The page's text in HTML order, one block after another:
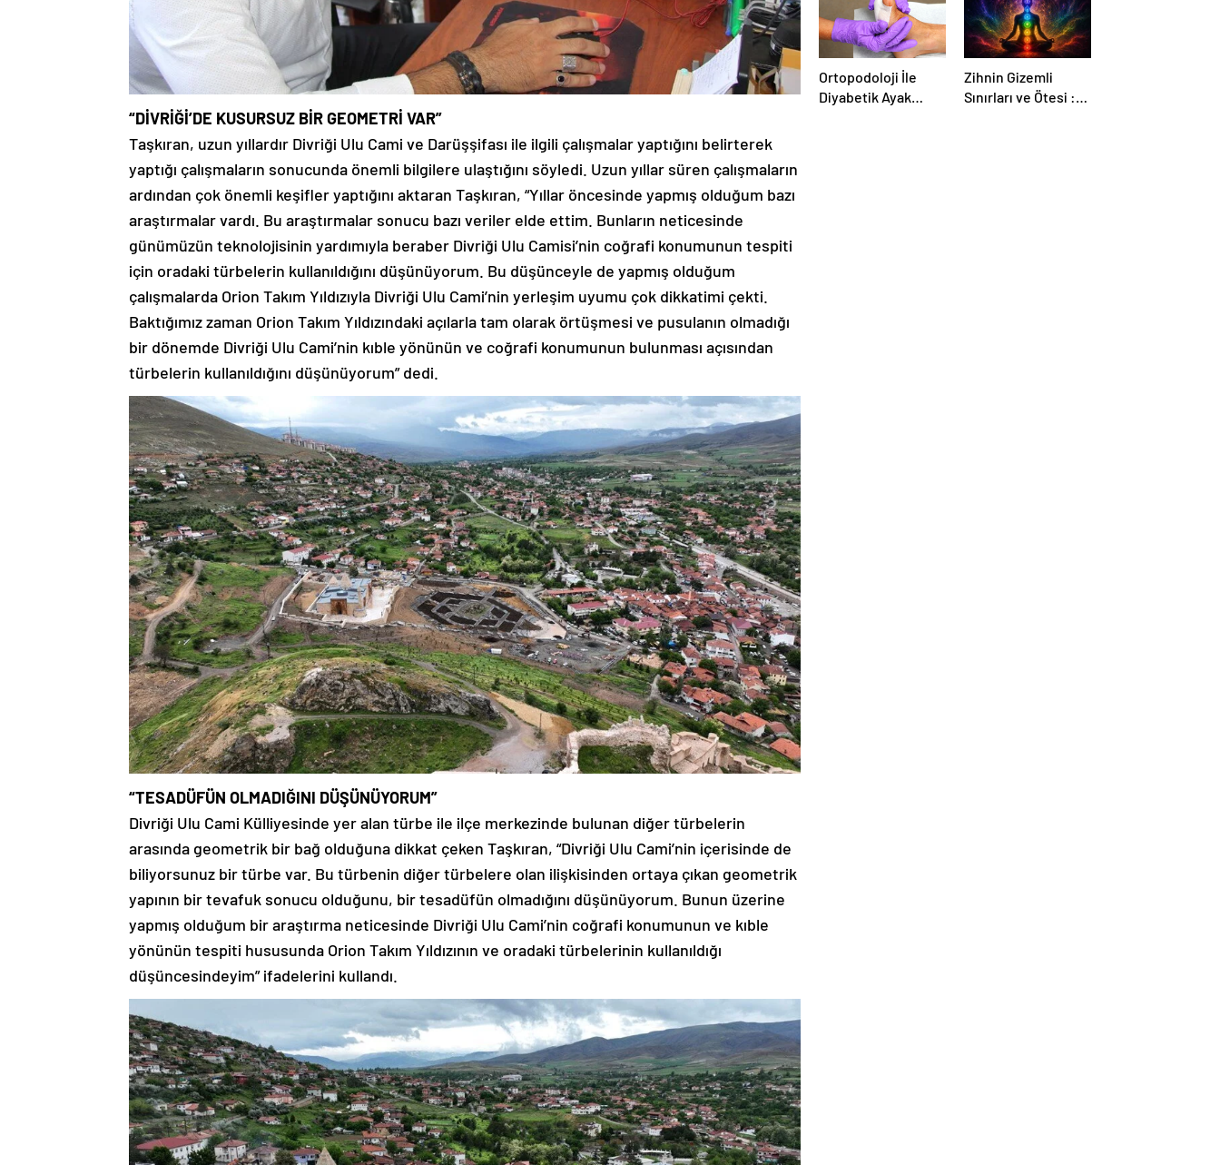
“DİVRİĞİ’DE KUSURSUZ BİR GEOMETRİ VAR”
Taşkıran, uzun yıllardır Divriği Ulu Cami ve Darüşşifası ile ilgili çalışmalar yaptığını belirterek
yaptığı çalışmaların sonucunda önemli bilgilere ulaştığını söyledi. Uzun yıllar süren çalışmaların
ardından çok önemli keşifler yaptığını aktaran Taşkıran, “Yıllar öncesinde yapmış olduğum bazı
araştırmalar vardı. Bu araştırmalar sonucu bazı veriler elde ettim. Bunların neticesinde
günümüzün teknolojisinin yardımıyla beraber Divriği Ulu Camisi’nin coğrafi konumunun tespiti
için oradaki türbelerin kullanıldığını düşünüyorum. Bu düşünceyle de yapmış olduğum
çalışmalarda Orion Takım Yıldızıyla Divriği Ulu Cami’nin yerleşim uyumu çok dikkatimi çekti.
Baktığımız zaman Orion Takım Yıldızındaki açılarla tam olarak örtüşmesi ve pusulanın olmadığı
bir dönemde Divriği Ulu Cami’nin kıble yönünün ve coğrafi konumunun bulunması açısından
türbelerin kullanıldığını düşünüyorum” dedi.
“TESADÜFÜN OLMADIĞINI DÜŞÜNÜYORUM”
Divriği Ulu Cami Külliyesinde yer alan türbe ile ilçe merkezinde bulunan diğer türbelerin
arasında geometrik bir bağ olduğuna dikkat çeken Taşkıran, “Divriği Ulu Cami’nin içerisinde de
biliyorsunuz bir türbe var. Bu türbenin diğer türbelere olan ilişkisinden ortaya çıkan geometrik
yapının bir tevafuk sonucu olduğunu, bir tesadüfün olmadığını düşünüyorum. Bunun üzerine
yapmış olduğum bir araştırma neticesinde Divriği Ulu Cami’nin coğrafi konumunun ve kıble
yönünün tespiti hususunda Orion Takım Yıldızının ve oradaki türbelerinin kullanıldığı
düşüncesindeyim” ifadelerini kullandı.
Ortopodoloji İle
Diyabetik Ayak
Zihnin Gizemli
Sınırları ve Ötesi :